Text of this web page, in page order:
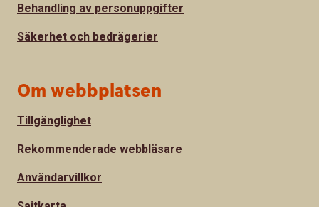
Behandling av personuppgifter
Säkerhet och bedrägerier
Om webbplatsen
Tillgänglighet
Rekommenderade webbläsare
Användarvillkor